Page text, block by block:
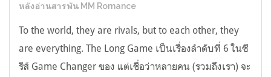
หลังอ่านสารพัน MM Romance
To the world, they are rivals, but to each other, they
are everything. The Long Game เป็นเรื่องลำดับที่ 6 ในซี
รีส์ Game Changer ของ แต่เชื่อว่าหลายคน (รวมถึงเรา) จะ